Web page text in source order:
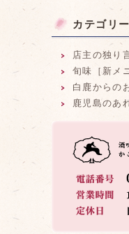
カテゴリー
店主の独り
旬味［新メ
白鹿からの
鹿児島のあ